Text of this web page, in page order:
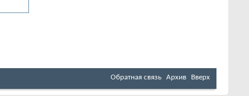
Обратная связь Архив Вверх